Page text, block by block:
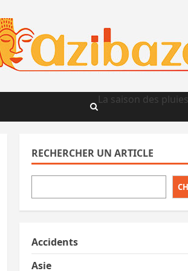
La saison des
RECHERCHER UN ARTICLE
Accidents
Asie